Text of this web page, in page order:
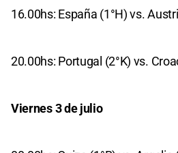
16.00hs: España (1°H) vs.
20.00hs: Portugal (2°K) vs.
Viernes 3 de julio